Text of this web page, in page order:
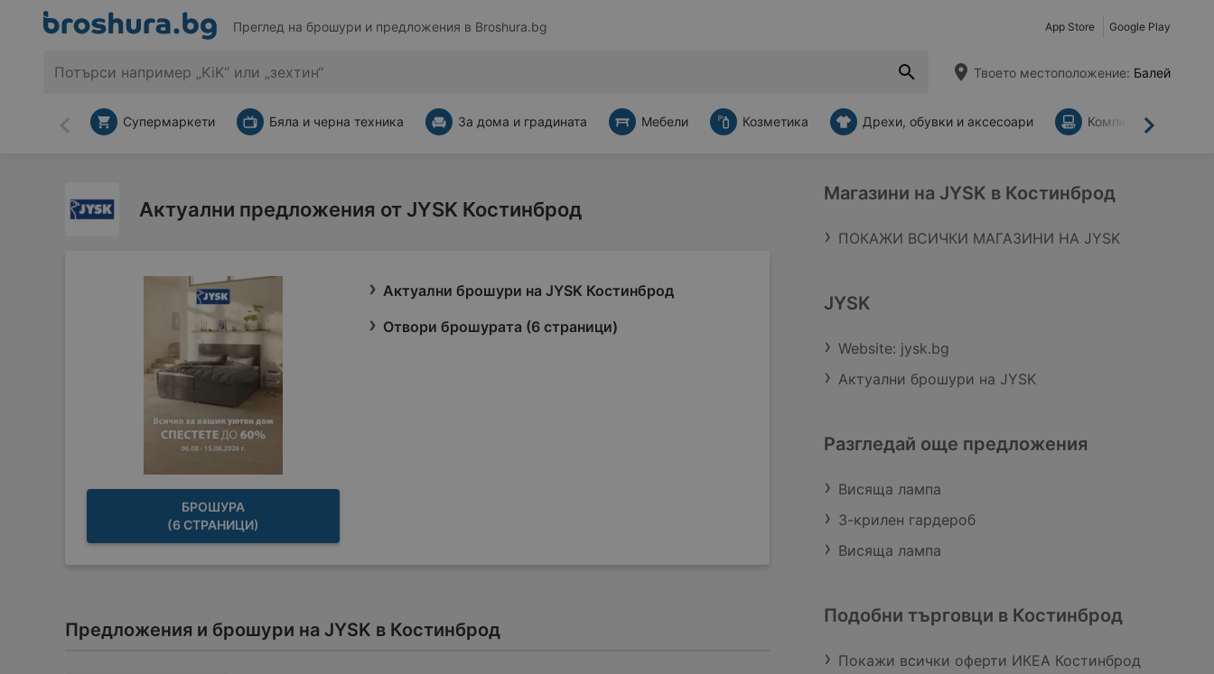
Преглед на брошури и предложения в Broshura.bg App Store Google Play
Твоето местоположение: Балей
Назад Напред
Супермаркети Бяла и черна техника За дома и градината Мебели Козметика Дрехи, обувки и аксесоари Компютри и
Актуални предложения от JYSK Костинброд
БРОШУРА
(6 СТРАНИЦИ)
Актуални брошури на JYSK Костинброд
Отвори брошурата (6 страници)
Предложения и брошури на JYSK в Костинброд
Магазини на JYSK в Костинброд
ПОКАЖИ ВСИЧКИ МАГАЗИНИ НА JYSK
JYSK
Website: jysk.bg
Актуални брошури на JYSK
Разгледай още предложения
Висяща лампа
3-крилен гардероб
Висяща лампа
Подобни търговци в Костинброд
Покажи всички оферти ИКЕА Костинброд